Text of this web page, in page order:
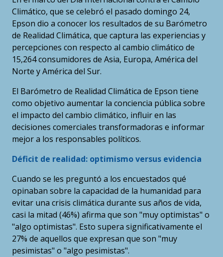
Climático, que se celebró el pasado domingo 24,
Epson dio a conocer los resultados de su Barómetro
de Realidad Climática, que captura las experiencias y
percepciones con respecto al cambio climático de
15,264 consumidores de Asia, Europa, América del
Norte y América del Sur.
El Barómetro de Realidad Climática de Epson tiene
como objetivo aumentar la conciencia pública sobre
el impacto del cambio climático, influir en las
decisiones comerciales transformadoras e informar
mejor a los responsables políticos.
Déficit de realidad: optimismo versus evidencia
Cuando se les preguntó a los encuestados qué
opinaban sobre la capacidad de la humanidad para
evitar una crisis climática durante sus años de vida,
casi la mitad (46%) afirma que son "muy optimistas" o
"algo optimistas". Esto supera significativamente el
27% de aquellos que expresan que son "muy
pesimistas" o "algo pesimistas".